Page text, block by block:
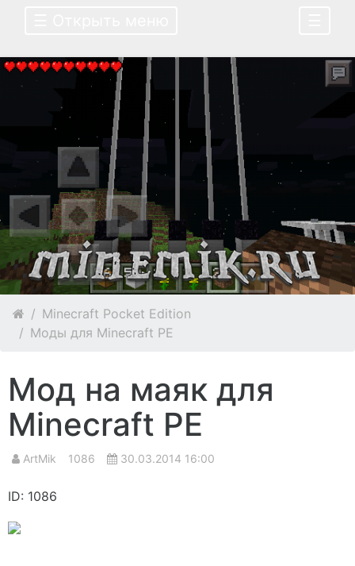
Minecraft Pocket Edition
Моды для Minecraft PE
Мод на маяк для
Minecraft PE
ArtMik 1086 30.03.2014 16:00
ID: 1086